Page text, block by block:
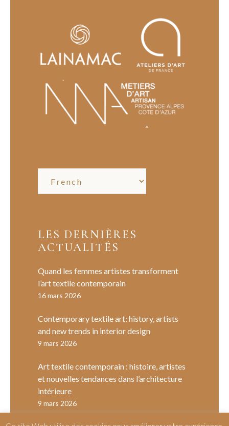
LES DERNIÈRES
ACTUALITÉS
Quand les femmes artistes transforment
l’art textile contemporain
16 mars 2026
Contemporary textile art: history, artists
and new trends in interior design
9 mars 2026
Art textile contemporain : histoire, artistes
et nouvelles tendances dans l’architecture
intérieure
9 mars 2026